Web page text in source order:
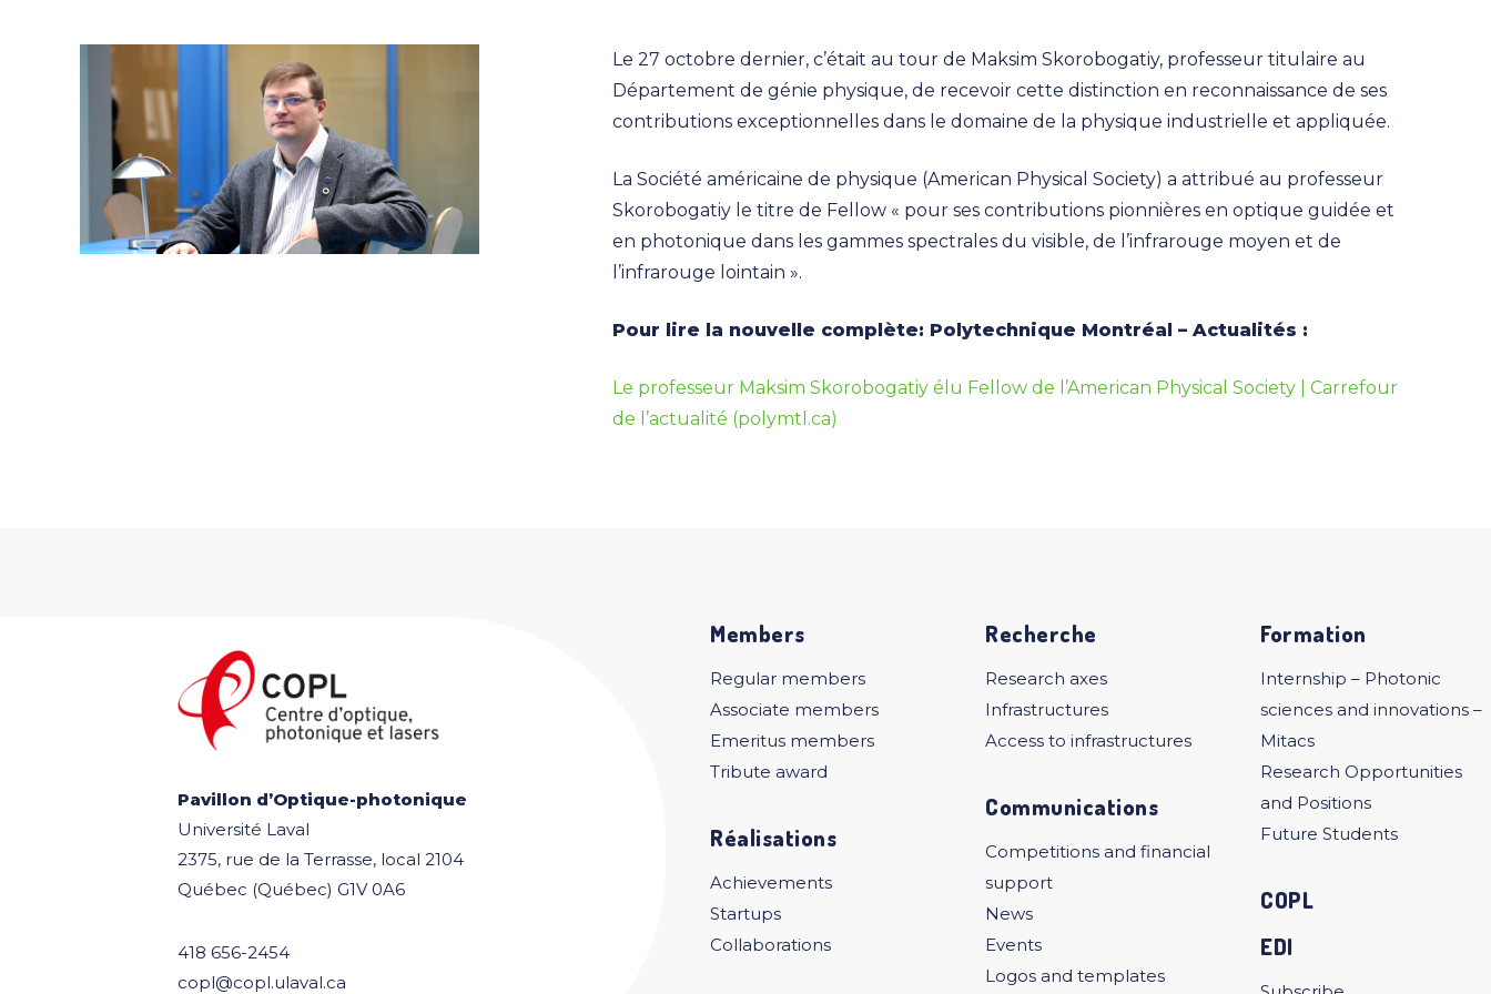
Le 27 octobre dernier, c’était au tour de Maksim Skorobogatiy, professeur titulaire au
Département de génie physique, de recevoir cette distinction en reconnaissance de ses
contributions exceptionnelles dans le domaine de la physique industrielle et appliquée.
La Société américaine de physique (American Physical Society) a attribué au professeur
Skorobogatiy le titre de Fellow « pour ses contributions pionnières en optique guidée et
en photonique dans les gammes spectrales du visible, de l’infrarouge moyen et de
l’infrarouge lointain ».
Pour lire la nouvelle complète: Polytechnique Montréal – Actualités :
Le professeur Maksim Skorobogatiy élu Fellow de l’American Physical Society | Carrefour
de l’actualité (polymtl.ca)
Pavillon d’Optique-photonique
Université Laval
2375, rue de la Terrasse, local 2104
Québec (Québec) G1V 0A6
418 656-2454
copl@copl.ulaval.ca
Members
Regular members
Associate members
Emeritus members
Tribute award
Réalisations
Achievements
Startups
Collaborations
Recherche
Research axes
Infrastructures
Access to infrastructures
Communications
Competitions and financial
support
News
Events
Logos and templates
Formation
Internship – Photonic
sciences and innovations –
Mitacs
Research Opportunities
and Positions
Future Students
COPL
EDI